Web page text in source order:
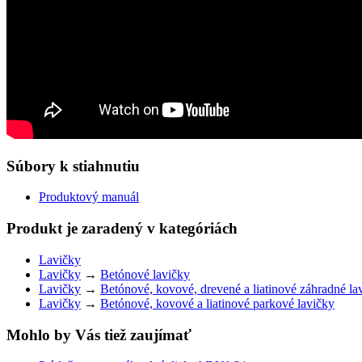
Súbory k stiahnutiu
Produktový manuál
Produkt je zaradený v kategóriách
Lavičky
Lavičky → Betónové lavičky
Lavičky → Betónové, kovové, drevené a liatinové záhradné
Lavičky → Betónové, kovové a liatinové parkové lavičky
Mohlo by Vás tiež zaujímať